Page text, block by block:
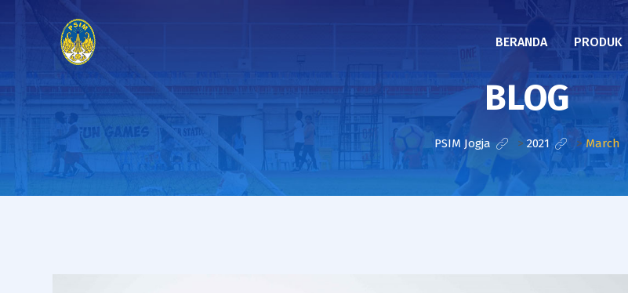
BERANDA PRODUK
BLOG
PSIM Jogja > 2021 >March